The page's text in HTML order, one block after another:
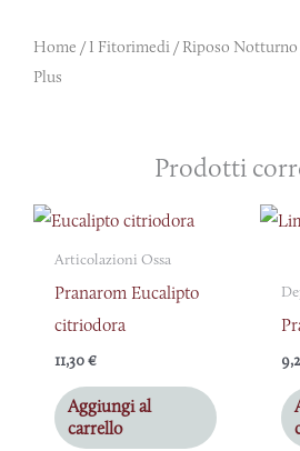
Home /I Fitorimedi /Riposo Notturno
Plus
Prodotti
Articolazioni Ossa
Pranarom Eucalipto
citriodora
11,30€
Aggiungi al
carrello